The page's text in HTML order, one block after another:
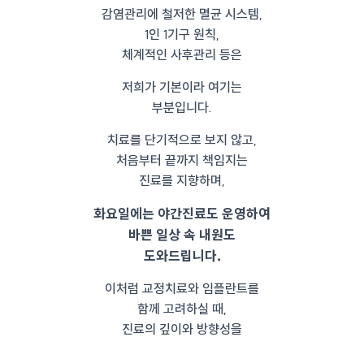
감염관리에 철저한 멸균 시스템,
1인 1기구 원칙,
체계적인 사후관리 등은
저희가 기본이라 여기는
부분입니다.
치료를 단기적으로 보지 않고,
처음부터 끝까지 책임지는
진료를 지향하며,
화요일에는 야간진료도 운영하여
바쁜 일상 속 내원도
도와드립니다.
이처럼 교정치료와 임플란트를
함께 고려하실 때,
진료의 깊이와 방향성을